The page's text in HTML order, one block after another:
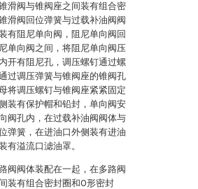
滑阀与锥阀座之间装有组合密
滑阀回位弹簧与过载补油阀阀
有阻尼单向阀，阻尼单向阀回
单向阀之间，将阻尼单向阀压
开有阻尼孔，调压螺钉通过螺
过调压弹簧与锥阀座的锥阀孔
将调压螺钉与锥阀座紧紧固定
装有保护帽和铅封，单向阀安
阀孔内，在过载补油阀阀体与
弹簧，在进油口外侧装有进油
有溢流口滤油罩。
阀阀体装配在一起，在多路阀
装有组合密封圈和O形密封